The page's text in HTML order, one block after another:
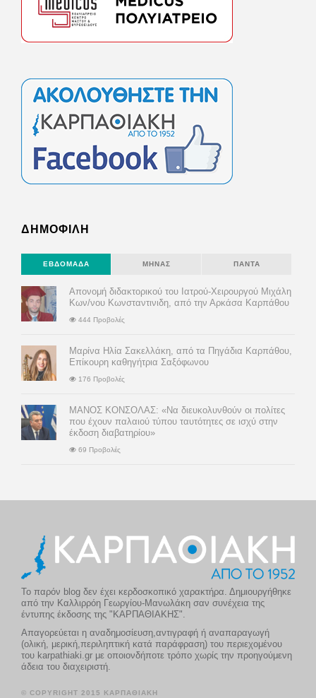
ΔΗΜΟΦΙΛΗ
ΕΒΔΟΜΆΔΑ ΜΉΝΑΣ ΠΆΝΤΑ
Απονομή διδακτορικού του Ιατρού-Χειρουργού Μιχάλη
Κων/νου Κωνσταντινιδη, από την Αρκάσα Καρπάθου
444 Προβολές
Μαρίνα Ηλία Σακελλάκη, από τα Πηγάδια Καρπάθου,
Επίκουρη καθηγήτρια Σαξόφωνου
176 Προβολές
ΜΑΝΟΣ ΚΟΝΣΟΛΑΣ: «Να διευκολυνθούν οι πολίτες
που έχουν παλαιού τύπου ταυτότητες σε ισχύ στην
έκδοση διαβατηρίου»
69 Προβολές
Το παρόν blog δεν έχει κερδοσκοπικό χαρακτήρα. Δημιουργήθηκε
από την Καλλιρρόη Γεωργίου-Μανωλάκη σαν συνέχεια της
έντυπης έκδοσης της "ΚΑΡΠΑΘΙΑΚΗΣ".
Απαγορεύεται η αναδημοσίευση,αντιγραφή ή αναπαραγωγή
(ολική, μερική,περιληπτική κατά παράφραση) του περιεχομένου
του karpathiaki.gr με οποιονδήποτε τρόπο χωρίς την προηγούμενη
άδεια του διαχειριστή.
© COPYRIGHT 2015 ΚΑΡΠΑΘΙΑΚΗ